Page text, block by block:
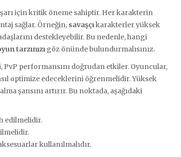
için kritik öneme sahiptir. Her karakterin
sağlar. Örneğin, savaşçıkarakterler yüksek
destekleyebilir. Bu nedenle, hangi
tarzınızı göz önünde bulundurmalısınız.
performansını doğrudan etkiler. Oyuncular,
optimize edeceklerini öğrenmelidir. Yüksek
şansını artırır. Bu noktada, aşağıdaki
edilmelidir.
kullanılmalıdır.